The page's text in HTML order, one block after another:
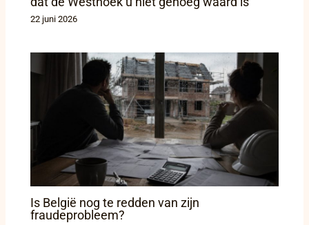
22 juni 2026
Is België nog te redden van zijn
fraudeprobleem?